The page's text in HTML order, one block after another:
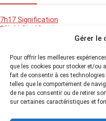
Gérer le
Pour offrir les meilleures
que les cookies pour stocker et/ou
fait de consentir à ces
telles que le comportement de
de ne pas consentir ou de retirer
sur certaines caractéristiques et
7h17 Signification
22h44 Signification
Augmenter son taux vibratoire
Beau beau Blog
2026 Les secrets beauté
légales- Politique